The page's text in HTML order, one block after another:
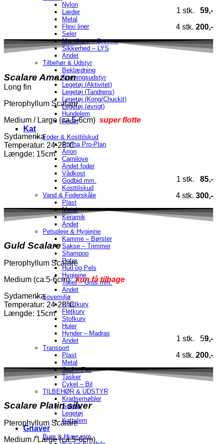
Nylon
Læder
Metal
Flexi liner
Seler
Mundkurv – Dressur
Sikkerhed – LYS
Andet
Tilbehør & Udstyr
Beklædning
Træningsudstyr
Legetøj (Aktivitet)
Legetøj (Tandrens)
Legetøj (Kong/Chuckit)
Legetøj (øvrigt)
Hundelem
Andet
Kat
Foder & Kosttilskud
Purina Pro-Plan
Arion
Carnilove
Andet foder
Vådkost
Godbid mm.
Kosttilskud
Vand & Foderskåle
Plast
Metal
Keramik
Andet
Pelspleje & Hygiejne
Kamme – Børster
Sakse – Trimmer
Shampoo
Poter
Hud og Pels
Hygiejne
Toilet – Grus mm.
Andet
Sovemiljø
Plastkurv
Fletkurv
Stofkurv
Huler
Hynder – Madras
Andet
Transport
Plast
Metal
Stof – Flet
Tasker
Cykel – Bil
TILBEHØR & UDSTYR
Kradsemøbler
Seletøj
Legetøj
Kattelem
Gnaver
Bure & Huse mm.
1 stk. 59,-
4 stk. 200,-
Scalare Amazon
Long fin
Pterophyllum Scalare
Medium / Large (ca.5-6cm) super flotte
Sydamerika
Temperatur: 24-28°C
Længde: 15cm
1 stk. 85,-
4 stk. 300,-
Guld Scalare
Pterophyllum Scalare
Medium (ca.5-6cm) kun få tilbage
Sydamerika
Temperatur: 24-28°C
Længde: 15cm
1 stk. 59,-
4 stk. 200,-
Scalare Platin silver
Pterophyllum Scalare
Medium / Large (ca.5-6cm)